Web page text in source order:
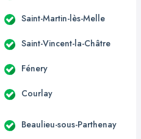
Saint-Martin-lès-Melle
Saint-Vincent-la-Châtre
Fénery
Courlay
Beaulieu-sous-Parthenay